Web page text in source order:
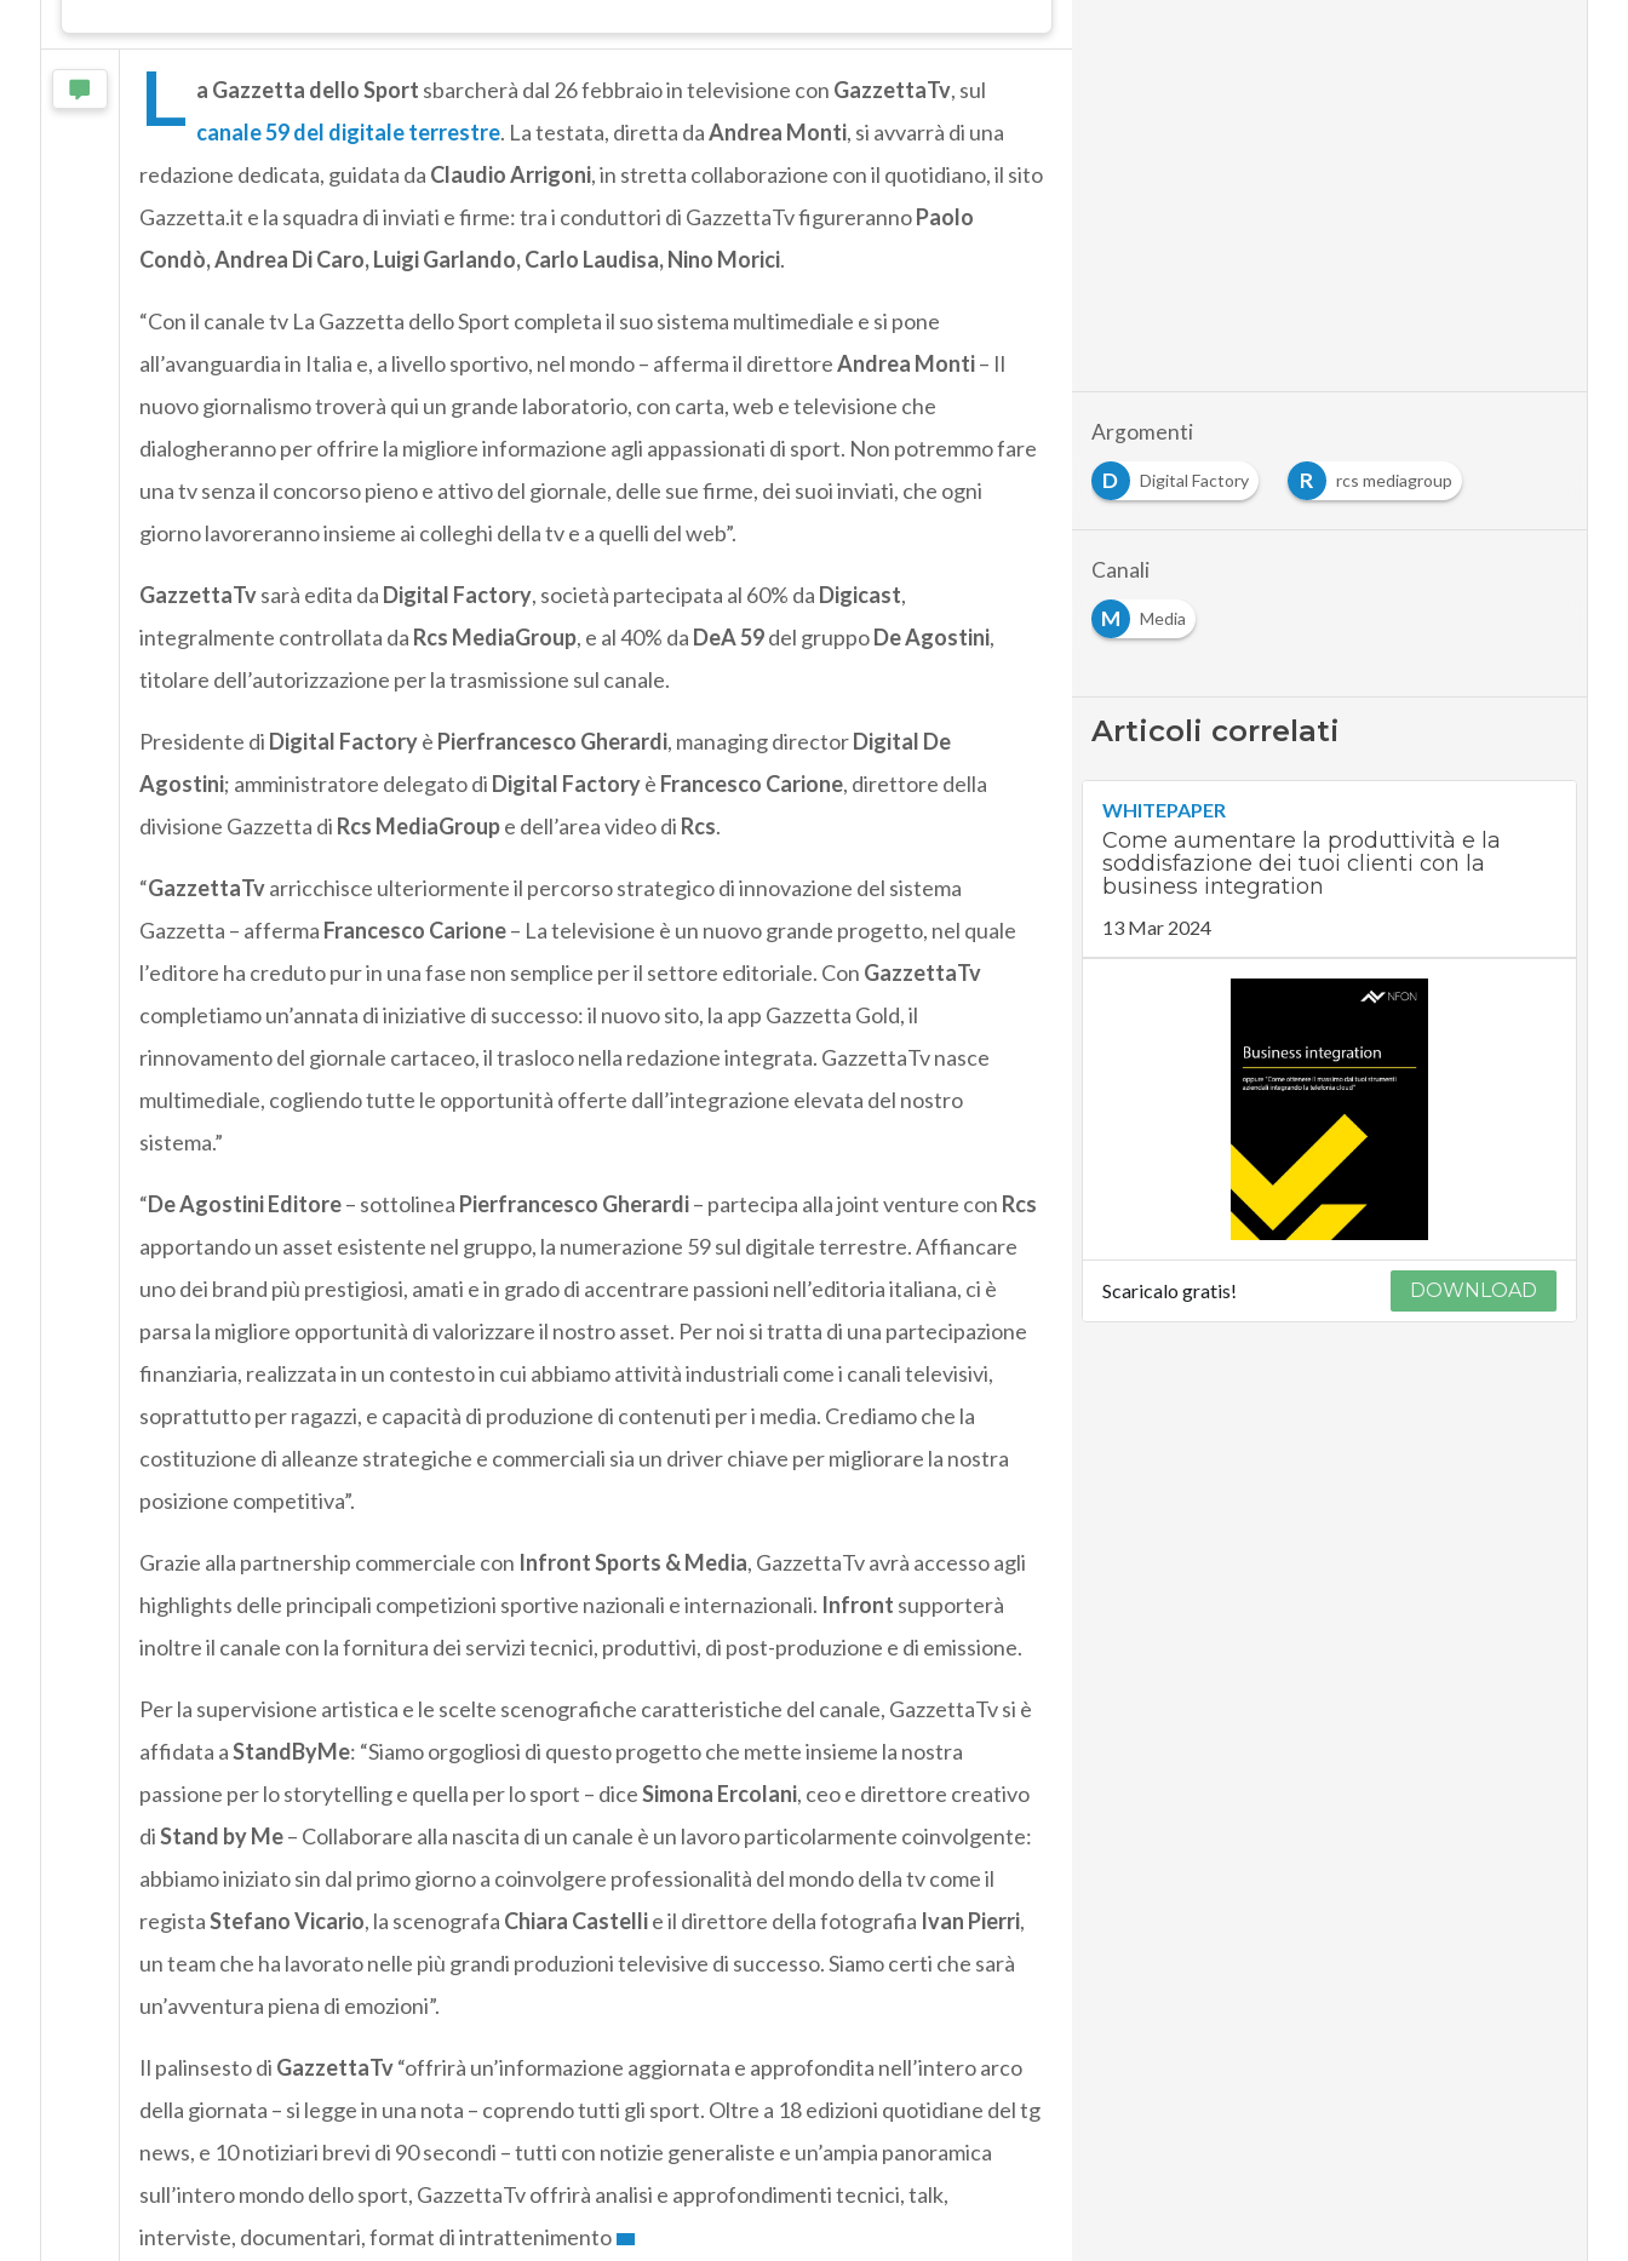
L a Gazzetta dello Sport sbarcherà dal 26 febbraio in televisione con GazzettaTv, sul
canale 59 del digitale terrestre. La testata, diretta daAndrea Monti, si avvarrà di una
redazione dedicata, guidata da Claudio Arrigoni, in stretta collaborazione con il quotidiano, il sito
Gazzetta.it e la squadra di inviati e firme: tra i conduttori di GazzettaTv figurerannoPaolo
Condò, Andrea Di Caro, Luigi Garlando, Carlo Laudisa, Nino Morici.
“Con il canale tv La Gazzetta dello Sport completa il suo sistema multimediale e si pone
all’avanguardia in Italia e, a livello sportivo, nel mondo – afferma il direttoreAndrea Monti– Il
nuovo giornalismo troverà qui un grande laboratorio, con carta, web e televisione che
dialogheranno per offrire la migliore informazione agli appassionati di sport. Non potremmo fare
una tv senza il concorso pieno e attivo del giornale, delle sue firme, dei suoi inviati, che ogni
giorno lavoreranno insieme ai colleghi della tv e a quelli del web”.
GazzettaTvsarà edita da Digital Factory, società partecipata al 60% da Digicast,
integralmente controllata da Rcs MediaGroup, e al 40% da DeA 59del gruppoDe Agostini,
titolare dell’autorizzazione per la trasmissione sul canale.
Presidente di Digital Factoryè Pierfrancesco Gherardi, managing directorDigital De
Agostini; amministratore delegato di Digital Factoryè Francesco Carione, direttore della
divisione Gazzetta di Rcs MediaGroupe dell’area video di Rcs.
“GazzettaTvarricchisce ulteriormente il percorso strategico di innovazione del sistema
Gazzetta – afferma Francesco Carione– La televisione è un nuovo grande progetto, nel quale
l’editore ha creduto pur in una fase non semplice per il settore editoriale. Con GazzettaTv
completiamo un’annata di iniziative di successo: il nuovo sito, la app Gazzetta Gold, il
rinnovamento del giornale cartaceo, il trasloco nella redazione integrata. GazzettaTv nasce
multimediale, cogliendo tutte le opportunità offerte dall’integrazione elevata del nostro
sistema.”
“De Agostini Editore– sottolinea Pierfrancesco Gherardi– partecipa alla joint venture con Rcs
apportando un asset esistente nel gruppo, la numerazione 59 sul digitale terrestre. Affiancare
uno dei brand più prestigiosi, amati e in grado di accentrare passioni nell’editoria italiana, ci è
parsa la migliore opportunità di valorizzare il nostro asset. Per noi si tratta di una partecipazione
finanziaria, realizzata in un contesto in cui abbiamo attività industriali come i canali televisivi,
soprattutto per ragazzi, e capacità di produzione di contenuti per i media. Crediamo che la
costituzione di alleanze strategiche e commerciali sia un driver chiave per migliorare la nostra
posizione competitiva”.
Grazie alla partnership commerciale con Infront Sports & Media, GazzettaTv avrà accesso agli
highlights delle principali competizioni sportive nazionali e internazionali. Infront supporterà
inoltre il canale con la fornitura dei servizi tecnici, produttivi, di post-produzione e di emissione.
Per la supervisione artistica e le scelte scenografiche caratteristiche del canale, GazzettaTv si è
affidata aStandByMe: “Siamo orgogliosi di questo progetto che mette insieme la nostra
passione per lo storytelling e quella per lo sport – diceSimona Ercolani, ceo e direttore creativo
diStand by Me– Collaborare alla nascita di un canale è un lavoro particolarmente coinvolgente:
abbiamo iniziato sin dal primo giorno a coinvolgere professionalità del mondo della tv come il
registaStefano Vicario, la scenografa Chiara Castellie il direttore della fotografia Ivan Pierri,
un team che ha lavorato nelle più grandi produzioni televisive di successo. Siamo certi che sarà
un’avventura piena di emozioni”.
Il palinsesto di GazzettaTv“offrirà un’informazione aggiornata e approfondita nell’intero arco
della giornata – si legge in una nota – coprendo tutti gli sport. Oltre a 18 edizioni quotidiane del tg
news, e 10 notiziari brevi di 90 secondi – tutti con notizie generaliste e un’ampia panoramica
sull’intero mondo dello sport, GazzettaTv offrirà analisi e approfondimenti tecnici, talk,
interviste, documentari, format di intrattenimento
Argomenti
D
Digital Factory R rcs mediagroup
Canali
M
Media
Articoli correlati
WHITEPAPER
Come aumentare la produttività e la
soddisfazione dei tuoi clienti con la
business integration
13 Mar 2024
Scaricalo gratis! DOWNLOAD